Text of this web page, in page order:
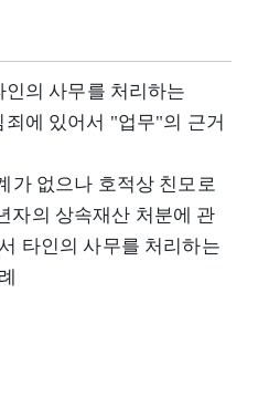
의 사무를 처리하는
에 있어서 "업무"의 근거
가 없으나 호적상 친모로
자의 상속재산 처분에 관
타인의 사무를 처리하는